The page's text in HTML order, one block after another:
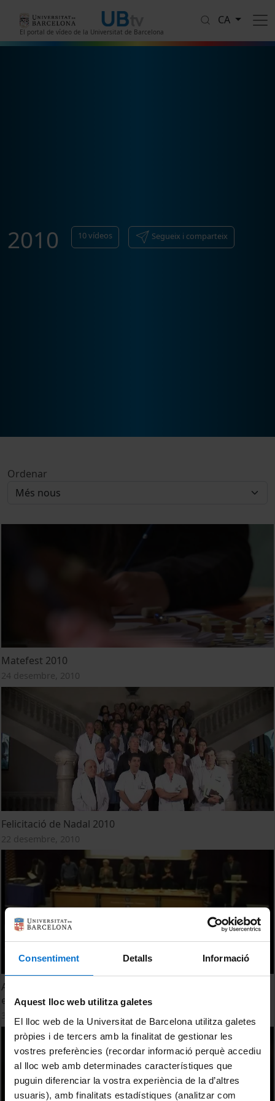
Consentiment Detalls Informació
Aquest lloc web utilitza galetes
El lloc web de la Universitat de Barcelona utilitza galetes
pròpies i de tercers amb la finalitat de gestionar les
vostres preferències (recordar informació perquè accediu
al lloc web amb determinades característiques que
puguin diferenciar la vostra experiència de la d’altres
usuaris), amb finalitats estadístiques (analitzar com
El portal de vídeo de la Universitat de Barcelona
CA
2010 10vídeos Segueix i comparteix
Ordenar
Matefest 2010
24 desembre, 2010
Felicitació de Nadal 2010
22 desembre, 2010
Acte de lliurament de medalles i diplomes al mèrit
esportiu 2010
3 desembre, 2010